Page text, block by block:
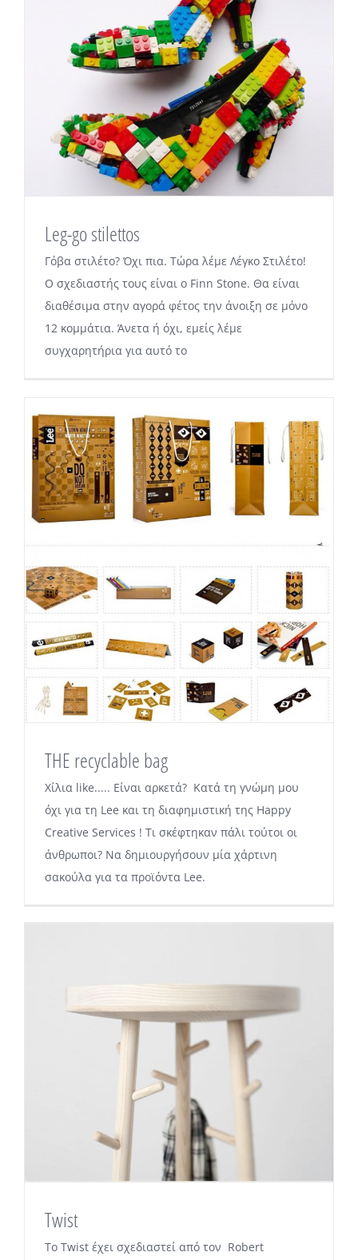
Leg-go stilettos
Γόβα στιλέτο? Όχι πια. Τώρα λέμε Λέγκο Στιλέτο!
Ο σχεδιαστής τους είναι ο Finn Stone. Θα είναι
διαθέσιμα στην αγορά φέτος την άνοιξη σε μόνο
12 κομμάτια. Άνετα ή όχι, εμείς λέμε
συγχαρητήρια για αυτό το
THE recyclable bag
Χίλια like..... Είναι αρκετά? Κατά τη γνώμη μου
όχι για τη Lee και τη διαφημιστική της Happy
Creative Services ! Τι σκέφτηκαν πάλι τούτοι οι
άνθρωποι? Να δημιουργήσουν μία χάρτινη
σακούλα για τα προϊόντα Lee.
Twist
To Twist έχει σχεδιαστεί από τον Robert